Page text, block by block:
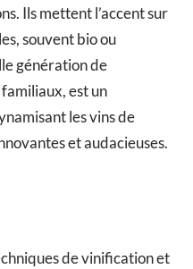
Ils mettent l’accent sur
souvent bio ou
génération de
est un
les vins de
et audacieuses.
de vinification et